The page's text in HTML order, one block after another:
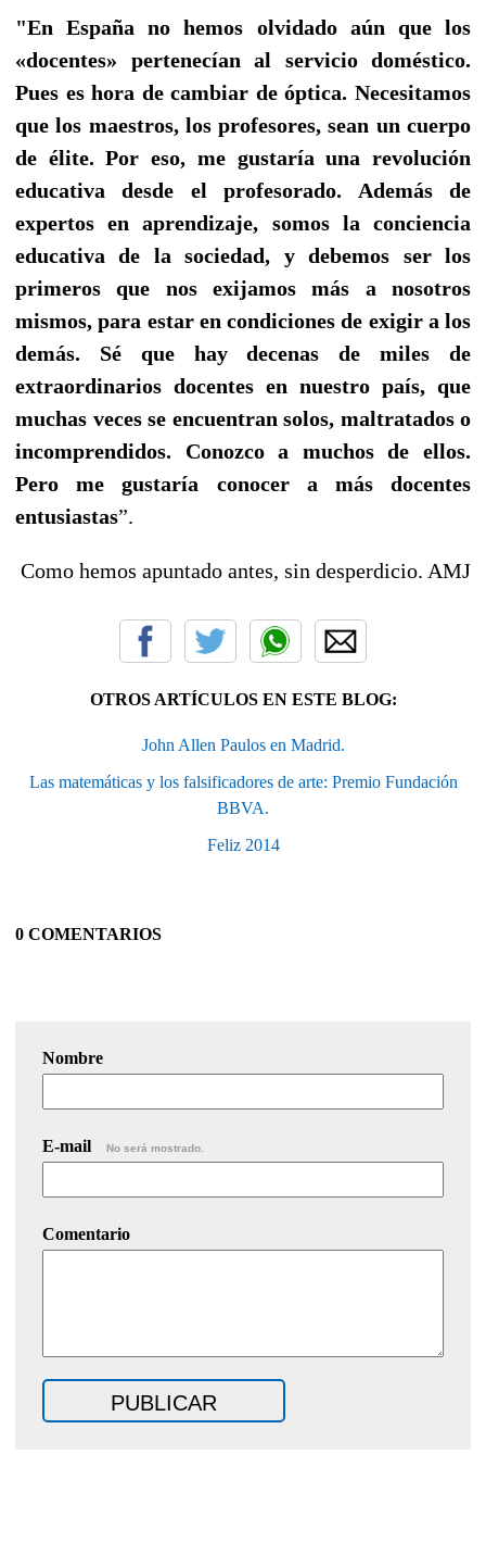
"En España no hemos olvidado aún que los
«docentes» pertenecían al servicio doméstico.
Pues es hora de cambiar de óptica. Necesitamos
que los maestros, los profesores, sean un cuerpo
de élite. Por eso, me gustaría una revolución
educativa desde el profesorado. Además de
expertos en aprendizaje, somos la conciencia
educativa de la sociedad, y debemos ser los
primeros que nos exijamos más a nosotros
mismos, para estar en condiciones de exigir a los
demás. Sé que hay decenas de miles de
extraordinarios docentes en nuestro país, que
muchas veces se encuentran solos, maltratados o
incomprendidos. Conozco a muchos de ellos.
Pero me gustaría conocer a más docentes
entusiastas”.
Como hemos apuntado antes, sin desperdicio. AMJ
OTROS ARTÍCULOS EN ESTE BLOG:
John Allen Paulos en Madrid.
Las matemáticas y los falsificadores de arte: Premio Fundación
BBVA.
Feliz 2014
0 COMENTARIOS
Nombre
E-mail No será mostrado.
Comentario